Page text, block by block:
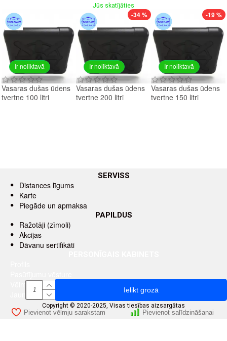
Ielikt grozā
Pievienot vēlmju sarakstam Pievienot salīdzināšanai
Jūs skatījāties
Ir noliktavā
Vasaras dušas ūdens
tvertne 100 litri
Ir noliktavā
-34 %
Vasaras dušas ūdens
tvertne 200 litri
Ir noliktavā
-19 %
Vasaras dušas ūdens
tvertne 150 litri
SERVISS
Distances līgums
Karte
Piegāde un apmaksa
PAPILDUS
Ražotāji (zīmoli)
Akcijas
Dāvanu sertifikāti
Vēlmju saraksts
Jaunumu saņemšana pa e-pastu
Copyright © 2020-2025, Visas tiesības aizsargātas